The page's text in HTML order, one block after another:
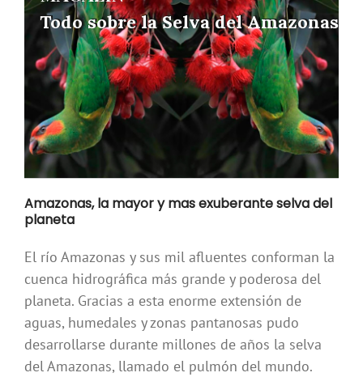
Todo sobre la Selva del Amazonas
Todo sobre la Selva del Amazonas
Amazonas, la mayor y mas exuberante selva del
planeta
El río Amazonas y sus mil afluentes conforman la
cuenca hidrográfica más grande y poderosa del
planeta. Gracias a esta enorme extensión de
aguas, humedales y zonas pantanosas pudo
desarrollarse durante millones de años la selva
del Amazonas, llamado el pulmón del mundo.